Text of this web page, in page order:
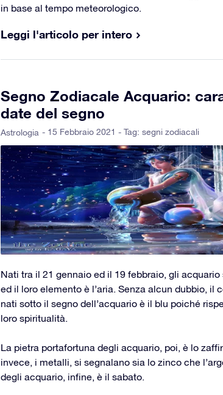
in base al tempo meteorologico.
Leggi l'articolo per intero
Segno Zodiacale Acquario:
date del segno
Astrologia - 15 Febbraio 2021 - Tag: segni zodiacali
Nati tra il 21 gennaio ed il 19 febbraio, gli
ed il loro elemento è l’aria. Senza alcun dubbio, il
nati sotto il segno dell’acquario è il blu poiché
loro spiritualità.
La pietra portafortuna degli acquario, poi, è lo
invece, i metalli, si segnalano sia lo zinco che
degli acquario, infine, è il sabato.